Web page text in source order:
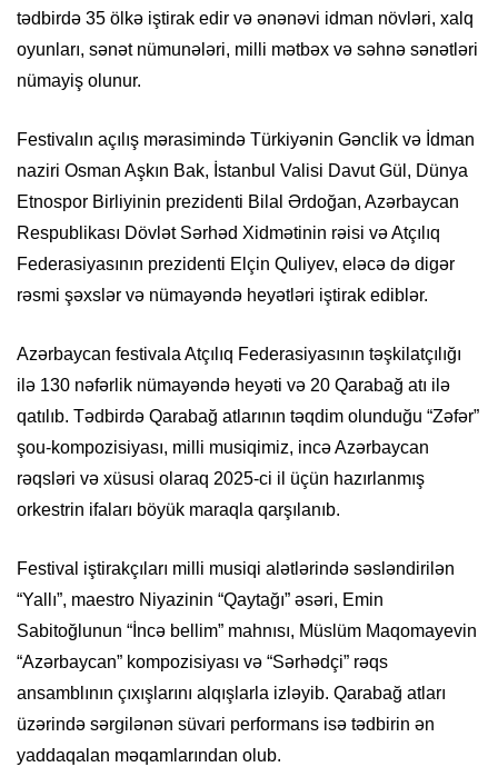
tədbirdə 35 ölkə iştirak edir və ənənəvi idman növləri, xalq
oyunları, sənət nümunələri, milli mətbəx və səhnə sənətləri
nümayiş olunur.
Festivalın açılış mərasimində Türkiyənin Gənclik və İdman
naziri Osman Aşkın Bak, İstanbul Valisi Davut Gül, Dünya
Etnospor Birliyinin prezidenti Bilal Ərdoğan, Azərbaycan
Respublikası Dövlət Sərhəd Xidmətinin rəisi və Atçılıq
Federasiyasının prezidenti Elçin Quliyev, eləcə də digər
rəsmi şəxslər və nümayəndə heyətləri iştirak ediblər.
Azərbaycan festivala Atçılıq Federasiyasının təşkilatçılığı
ilə 130 nəfərlik nümayəndə heyəti və 20 Qarabağ atı ilə
qatılıb. Tədbirdə Qarabağ atlarının təqdim olunduğu “Zəfər”
şou-kompozisiyası, milli musiqimiz, incə Azərbaycan
rəqsləri və xüsusi olaraq 2025-ci il üçün hazırlanmış
orkestrin ifaları böyük maraqla qarşılanıb.
Festival iştirakçıları milli musiqi alətlərində səsləndirilən
“Yallı”, maestro Niyazinin “Qaytağı” əsəri, Emin
Sabitoğlunun “İncə bellim” mahnısı, Müslüm Maqomayevin
“Azərbaycan” kompozisiyası və “Sərhədçi” rəqs
ansamblının çıxışlarını alqışlarla izləyib. Qarabağ atları
üzərində sərgilənən süvari performans isə tədbirin ən
yaddaqalan məqamlarından olub.